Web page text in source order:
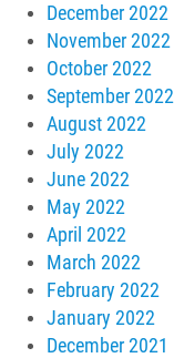
December 2022
November 2022
October 2022
September 2022
August 2022
July 2022
June 2022
May 2022
April 2022
March 2022
February 2022
January 2022
December 2021